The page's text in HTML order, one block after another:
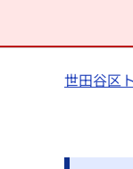
世田谷区